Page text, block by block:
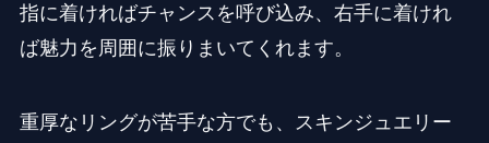
指に着ければチャンスを呼び込み、右手に着けれ
ば魅力を周囲に振りまいてくれます。
重厚なリングが苦手な方でも、スキンジュエリー